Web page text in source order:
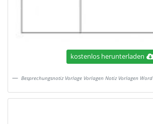
kostenlos herunterladen
Besprechungsnotiz Vorlage Vorlagen Notiz Vorlagen Word